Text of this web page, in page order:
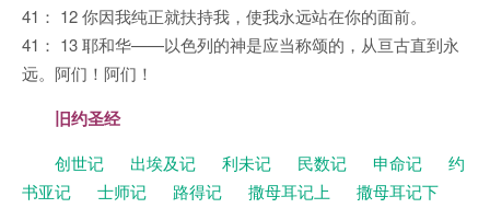
41： 12 你因我纯正就扶持我，使我永远站在你的面前。
41： 13 耶和华——以色列的神是应当称颂的，从亘古直到永
远。阿们！阿们！
旧约圣经
创世记 出埃及记 利未记 民数记 申命记
约
书亚记
士师记 路得记 撒母耳记上
撒母耳记下